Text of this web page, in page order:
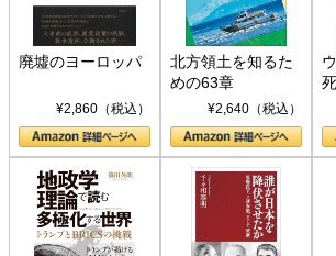
廃墟のヨーロッパ
¥2,860（税込）
北方領土を知るた
めの63章
¥2,640（税込）